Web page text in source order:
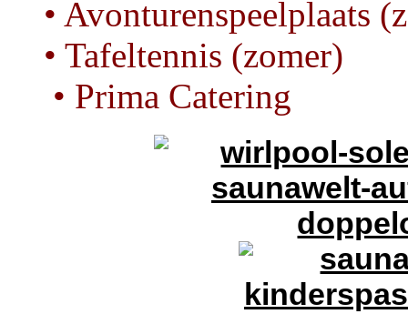
• Avonturenspeelplaats
• Tafeltennis (zomer)
• Prima Catering